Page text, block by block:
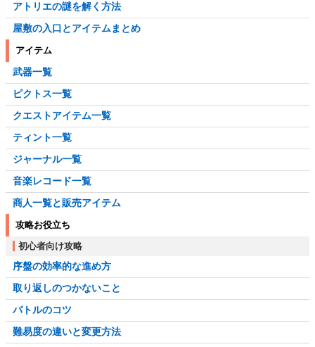
アトリエの謎を解く方法
屋敷の入口とアイテムまとめ
アイテム
武器一覧
ピクトス一覧
クエストアイテム一覧
ティント一覧
ジャーナル一覧
音楽レコード一覧
商人一覧と販売アイテム
攻略お役立ち
初心者向け攻略
序盤の効率的な進め方
取り返しのつかないこと
バトルのコツ
難易度の違いと変更方法